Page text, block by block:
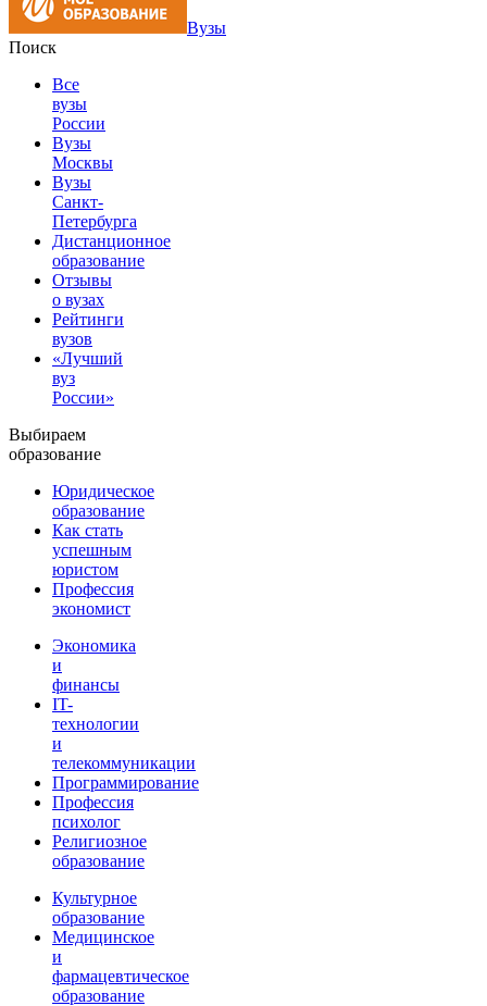
Вузы
Поиск
Все
вузы
России
Вузы
Москвы
Вузы
Санкт-
Петербурга
Дистанционное
образование
Отзывы
о вузах
Рейтинги
вузов
«Лучший
вуз
России»
Выбираем
образование
Юридическое
образование
Как стать
успешным
юристом
Профессия
экономист
Экономика
и
финансы
IT-
технологии
и
телекоммуникации
Программирование
Профессия
психолог
Религиозное
образование
Культурное
образование
Медицинское
и
фармацевтическое
образование